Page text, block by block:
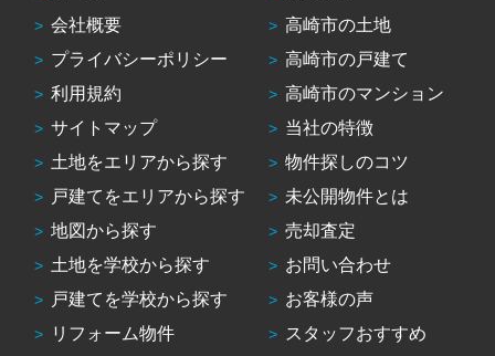
会社概要
プライバシーポリシー
利用規約
サイトマップ
土地をエリアから探す
戸建てをエリアから探す
地図から探す
土地を学校から探す
戸建てを学校から探す
リフォーム物件
高崎市の土地
高崎市の戸建て
高崎市のマンション
当社の特徴
物件探しのコツ
未公開物件とは
売却査定
お問い合わせ
お客様の声
スタッフおすすめ